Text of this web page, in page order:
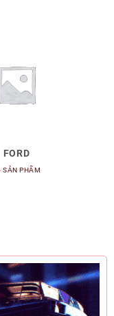
FORD
SẢN PHẨM